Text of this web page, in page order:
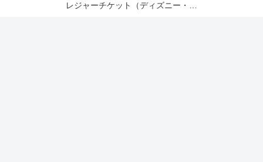
レジャーチケット（ディズニー・USJ他）